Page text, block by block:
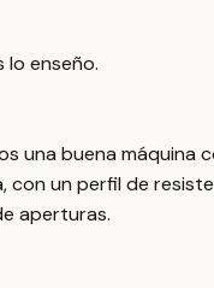
lo enseño.
una buena máquina
con un perfil de
aperturas.